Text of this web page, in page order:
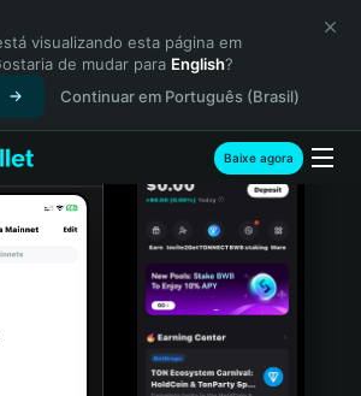
visualizando esta página em
de mudar para English?
Continuar em Português (Brasil)
Baixe agora